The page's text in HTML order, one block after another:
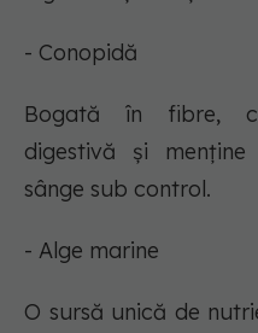
- Conopidă
Bogată în fibre,
digestivă și
sânge sub control.
- Alge marine
O sursă unică de